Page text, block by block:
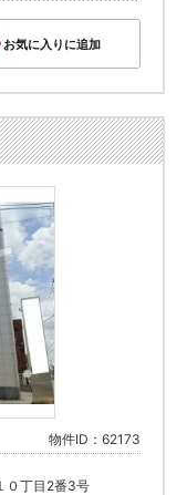
お気に入りに追加
物件ID：62173
０丁目2番3号